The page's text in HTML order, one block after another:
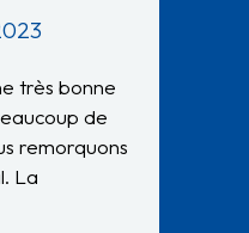
très bonne
de
remorquons
La